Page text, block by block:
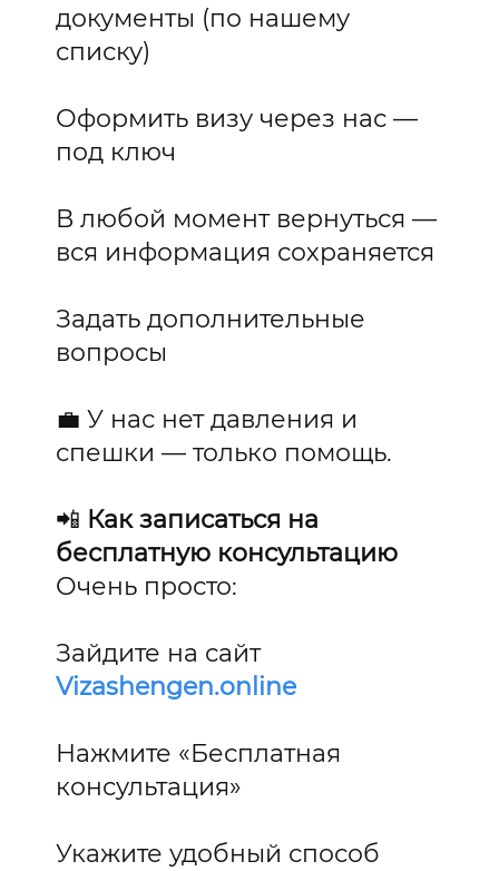
документы (по нашему
списку)
Оформить визу через нас —
под ключ
В любой момент вернуться —
вся информация сохраняется
Задать дополнительные
вопросы
💼 У нас нет давления и
спешки — только помощь.
📲 Как записаться на
бесплатную консультацию
Очень просто:
Зайдите на сайт
Vizashengen.online
Нажмите «Бесплатная
консультация»
Укажите удобный способ